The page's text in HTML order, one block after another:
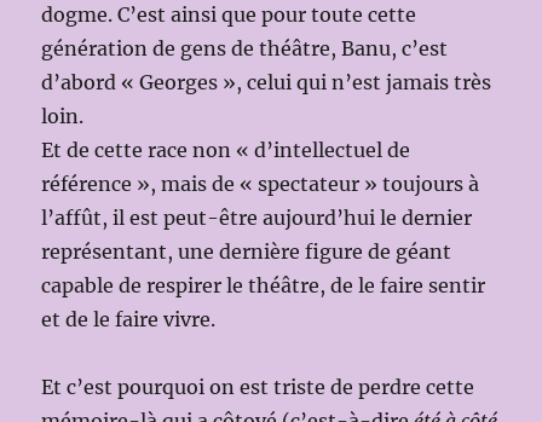
dogme. C’est ainsi que pour toute cette
génération de gens de théâtre, Banu, c’est
d’abord « Georges », celui qui n’est jamais très
loin.
Et de cette race non « d’intellectuel de
référence », mais de « spectateur » toujours à
l’affût, il est peut-être aujourd’hui le dernier
représentant, une dernière figure de géant
capable de respirer le théâtre, de le faire sentir
et de le faire vivre.
Et c’est pourquoi on est triste de perdre cette